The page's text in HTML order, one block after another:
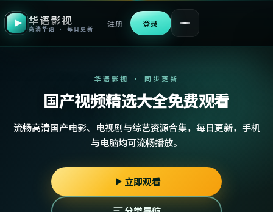
华语影视
高清华语 · 每日更新
注册 登录
华语影视 · 同步更新
国产视频精选大全免费观看
流畅高清国产电影、电视剧与综艺资源合集，每日更新，手机
与电脑均可流畅播放。
立即观看